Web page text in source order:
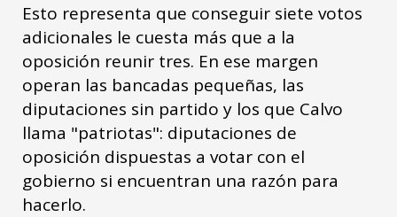
Esto representa que conseguir siete votos
adicionales le cuesta más que a la
oposición reunir tres. En ese margen
operan las bancadas pequeñas, las
diputaciones sin partido y los que Calvo
llama "patriotas": diputaciones de
oposición dispuestas a votar con el
gobierno si encuentran una razón para
hacerlo.